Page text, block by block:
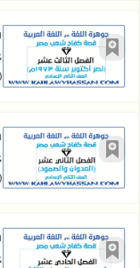
أضف إلى العلامات
اقرأ
أضف إلى العلامات
اقرأ
أضف إلى العلامات